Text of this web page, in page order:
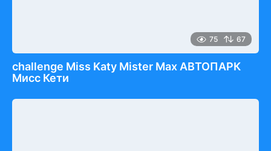
75 67
challenge Miss Katy Mister Max АВТОПАРК
Мисс Кети